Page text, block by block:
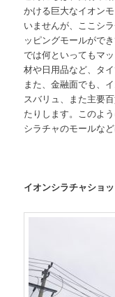
かける巨大なイオン
いませんが、ここシ
ッピングモールがで
では何といってもマ
材や日用品など、タ
また、金融面でも、
スバリュ、また主要
たりします。このよ
シラチャのモールな
イオンシラチャショ